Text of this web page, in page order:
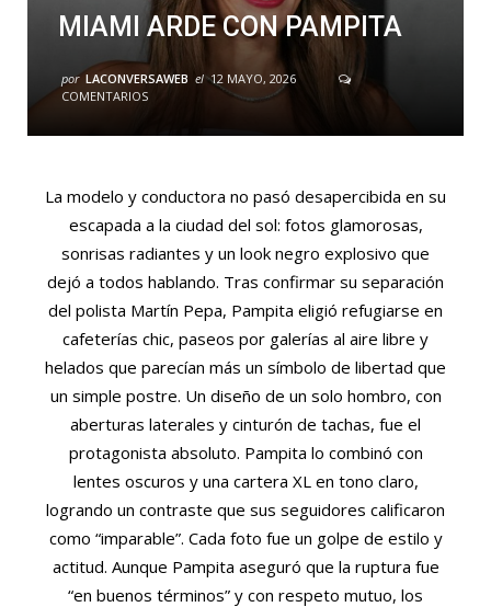
MIAMI ARDE CON PAMPITA
por LACONVERSAWEB el 12 MAYO, 2026
COMENTARIOS
La modelo y conductora no pasó desapercibida en su
escapada a la ciudad del sol: fotos glamorosas,
sonrisas radiantes y un look negro explosivo que
dejó a todos hablando. Tras confirmar su separación
del polista Martín Pepa, Pampita eligió refugiarse en
cafeterías chic, paseos por galerías al aire libre y
helados que parecían más un símbolo de libertad que
un simple postre. Un diseño de un solo hombro, con
aberturas laterales y cinturón de tachas, fue el
protagonista absoluto. Pampita lo combinó con
lentes oscuros y una cartera XL en tono claro,
logrando un contraste que sus seguidores calificaron
como “imparable”. Cada foto fue un golpe de estilo y
actitud. Aunque Pampita aseguró que la ruptura fue
“en buenos términos” y con respeto mutuo, los